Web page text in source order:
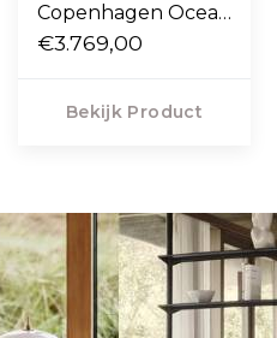
Copenhagen Ocean
Vloerkleed
€3.769,00
Bekijk Product